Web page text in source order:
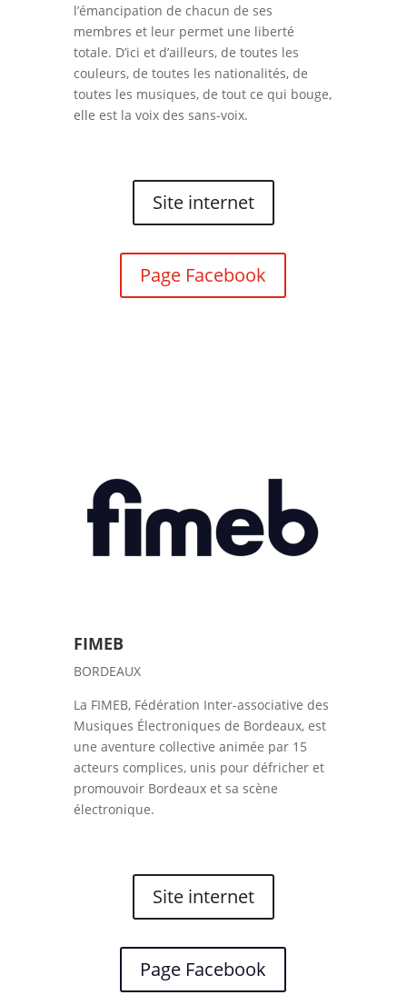
l’émancipation de chacun de ses
membres et leur permet une liberté
totale. D’ici et d’ailleurs, de toutes les
couleurs, de toutes les nationalités, de
toutes les musiques, de tout ce qui bouge,
elle est la voix des sans-voix.
Site internet
Page Facebook
FIMEB
BORDEAUX
La FIMEB, Fédération Inter-associative des
Musiques Électroniques de Bordeaux, est
une aventure collective animée par 15
acteurs complices, unis pour défricher et
promouvoir Bordeaux et sa scène
électronique.
Site internet
Page Facebook